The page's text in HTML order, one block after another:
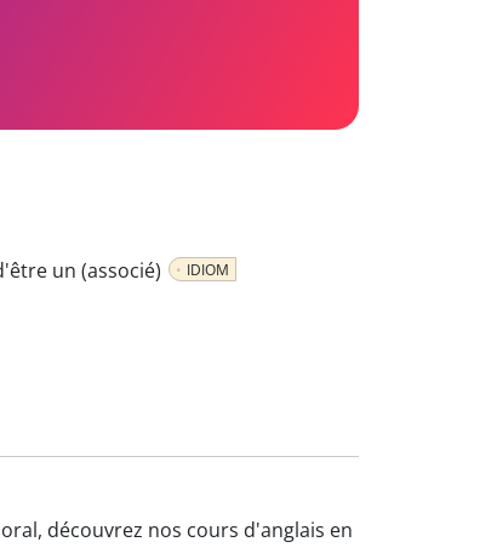
un (associé)
IDIOM
découvrez nos cours d'anglais en